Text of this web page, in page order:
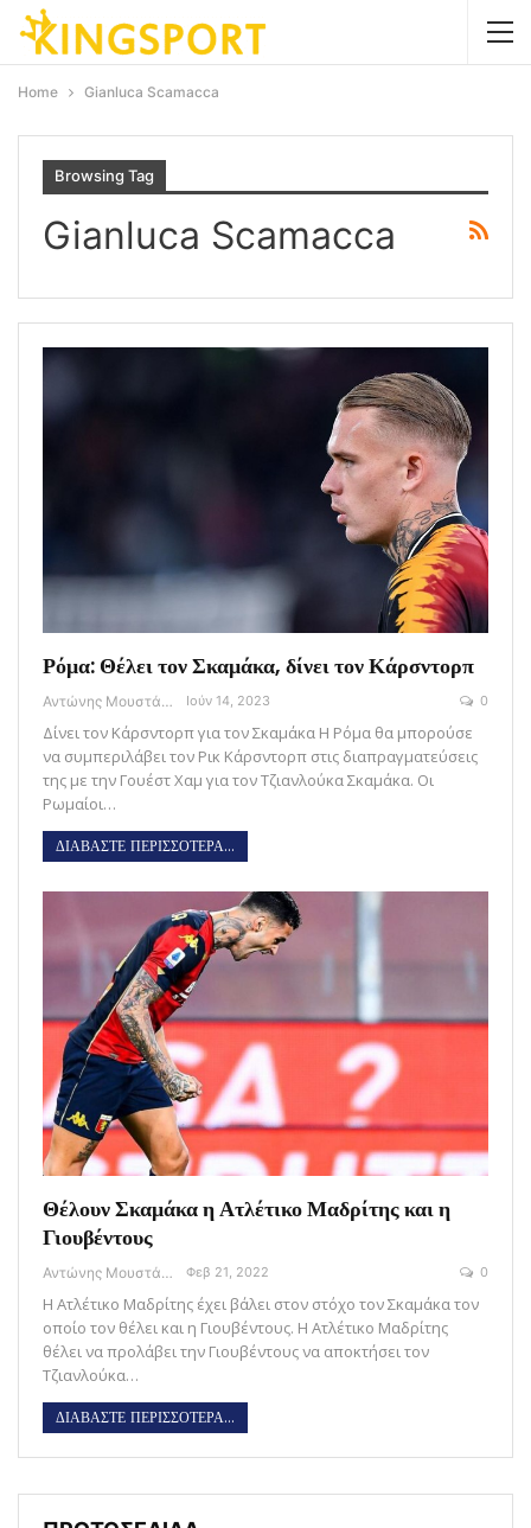
Home Gianluca Scamacca
Browsing Tag
Gianluca Scamacca
Ρόμα: Θέλει τον Σκαμάκα, δίνει τον Κάρσντορπ
Αντώνης Μουστάκας Ιούν 14, 2023 0
Δίνει τον Κάρσντορπ για τον Σκαμάκα Η Ρόμα θα μπορούσε
να συμπεριλάβει τον Ρικ Κάρσντορπ στις διαπραγματεύσεις
της με την Γουέστ Χαμ για τον Τζιανλούκα Σκαμάκα. Οι
Ρωμαίοι…
ΔΙΑΒΑΣΤΕ ΠΕΡΙΣΣΟΤΕΡΑ...
Θέλουν Σκαμάκα η Ατλέτικο Μαδρίτης και η
Γιουβέντους
Αντώνης Μουστάκας Φεβ 21, 2022 0
Η Ατλέτικο Μαδρίτης έχει βάλει στον στόχο τον Σκαμάκα τον
οποίο τον θέλει και η Γιουβέντους. Η Ατλέτικο Μαδρίτης
θέλει να προλάβει την Γιουβέντους να αποκτήσει τον
Τζιανλούκα…
ΔΙΑΒΑΣΤΕ ΠΕΡΙΣΣΟΤΕΡΑ...